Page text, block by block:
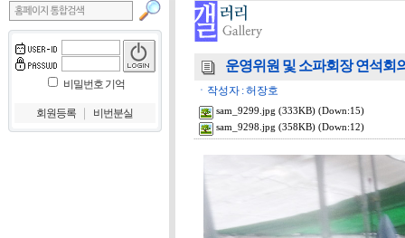
비밀번호 기억
회원등록 비번분실
운영위원 및 소파회장 연석회의
ㆍ작성자 : 허장호
sam_9299.jpg (333KB) (Down:15)
sam_9298.jpg (358KB) (Down:12)